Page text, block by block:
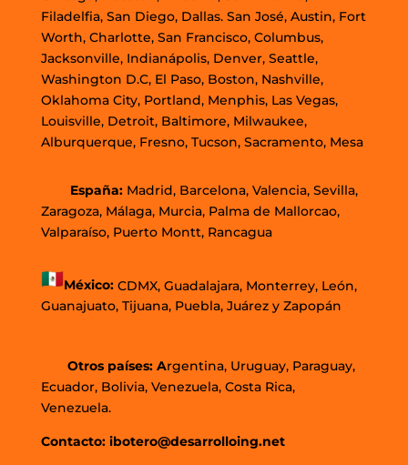
Filadelfia, San Diego, Dallas. San José, Austin, Fort
Worth, Charlotte, San Francisco, Columbus,
Jacksonville, Indianápolis, Denver, Seattle,
Washington D.C, El Paso, Boston, Nashville,
Oklahoma City, Portland, Menphis, Las Vegas,
Louisville, Detroit, Baltimore, Milwaukee,
Alburquerque, Fresno, Tucson, Sacramento, Mesa
España:Madrid, Barcelona, Valencia, Sevilla,
Zaragoza, Málaga, Murcia, Palma de Mallorcao,
Valparaíso, Puerto Montt, Rancagua
México: CDMX,Guadalajara, Monterrey, León,
Guanajuato, Tijuana, Puebla,Juárez y Zapopán
Otros países: Argentina, Uruguay, Paraguay,
Ecuador, Bolivia, Venezuela, Costa Rica,
Venezuela.
Contacto: ibotero@desarrolloing.net